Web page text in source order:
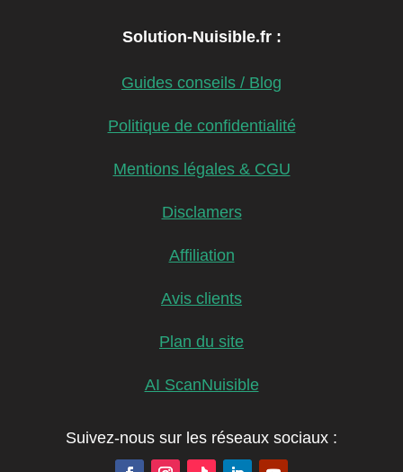
Solution-Nuisible.fr :
Guides conseils / Blog
Politique de confidentialité
Mentions légales & CGU
Disclamers
Affiliation
Avis clients
Plan du site
AI ScanNuisible
Suivez-nous sur les réseaux sociaux :